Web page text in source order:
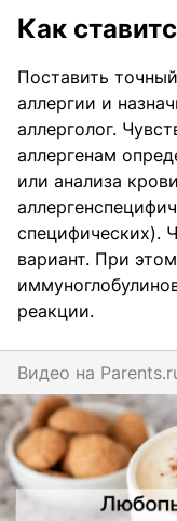
Как
Поставить
аллергии и
аллерголог.
аллергенам
или анализа
специфических).
вариант. При
реакции.
Видео на